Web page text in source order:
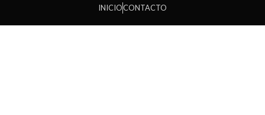
INICIOCONTACTO